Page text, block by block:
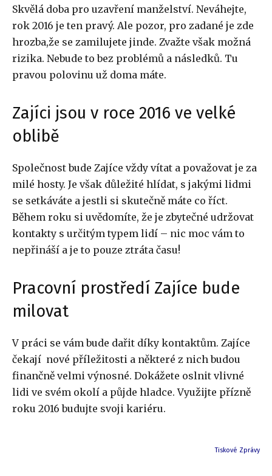
Skvělá doba pro uzavření manželství. Neváhejte,
rok 2016 je ten pravý. Ale pozor, pro zadané je zde
hrozba,že se zamilujete jinde. Zvažte však možná
rizika. Nebude to bez problémů a následků. Tu
pravou polovinu už doma máte.
Zajíci jsou v roce 2016 ve velké
oblibě
Společnost bude Zajíce vždy vítat a považovat je za
milé hosty. Je však důležité hlídat, s jakými lidmi
se setkáváte a jestli si skutečně máte co říct.
Během roku si uvědomíte, že je zbytečné udržovat
kontakty s určitým typem lidí – nic moc vám to
nepřináší a je to pouze ztráta času!
Pracovní prostředí Zajíce bude
milovat
V práci se vám bude dařit díky kontaktům. Zajíce
čekají nové příležitosti a některé z nich budou
finančně velmi výnosné. Dokážete oslnit vlivné
lidi ve svém okolí a půjde hladce. Využijte přízně
roku 2016 budujte svoji kariéru.
Tiskové Zprávy